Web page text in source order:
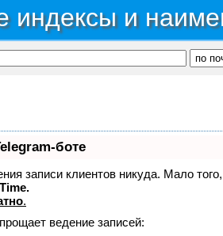
индексы и
боте
записи клиентов никуда. Мало
.
ведение записей: